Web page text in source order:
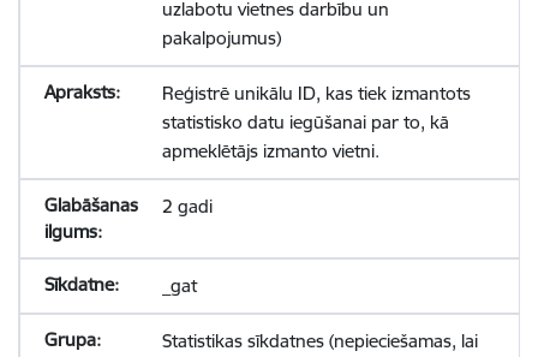
uzlabotu vietnes darbību un
pakalpojumus)
Reģistrē unikālu ID, kas tiek izmantots
statistisko datu iegūšanai par to, kā
apmeklētājs izmanto vietni.
2 gadi
_gat
Statistikas sīkdatnes (nepieciešamas, lai